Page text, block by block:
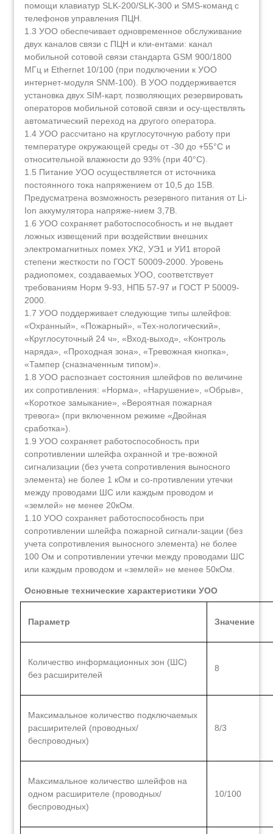
помощи клавиатур SLK-200/SLK-300 и SMS-команд с
телефонов управления ПЦН.
1.3 УОО обеспечивает одновременное обслуживание
двух каналов связи с ПЦН и кли-ентами: канал
мобильной сотовой связи стандарта GSM 900/1800
МГц и Ethernet 10/100 (при подключении к УОО
интернет-модуля SNM-100). В УОО поддерживается
установка двух SIM-карт, позволяющих резервировать
операторов мобильной сотовой cвязи и осу-ществлять
автоматический переход на другого оператора.
1.4 УОО рассчитано на круглосуточную работу при
температуре окружающей среды от -30 до +55°С и
относительной влажности до 93% (при 40°С).
1.5 Питание УОО осуществляется от источника
постоянного тока напряжением от 10,5 до 15В.
Предусматрена возможность резервного питания от Li-
Ion аккумулятора напряже-нием 3,7В.
1.6 УОО сохраняет работоспособность и не выдает
ложных извещений при воздействии внешних
электромагнитных помех УК2, УЭ1 и УИ1 второй
степени жесткости по ГОСТ 50009-2000. Уровень
радиопомех, создаваемых УОО, соответствует
требованиям Норм 9-93, НПБ 57-97 и ГОСТ Р 50009-
2000.
1.7 УОО поддерживает следующие типы шлейфов:
«Охранный», «Пожарный», «Тех-нологический»,
«Круглосуточный 24 ч», «Вход-выход», «Контроль
наряда», «Проходная зона», «Тревожная кнопка»,
«Тампер (cназначенным типом)».
1.8 УОО распознает состояния шлейфов по величине
их сопротивления: «Норма», «Нарушение», «Обрыв»,
«Короткое замыкание», «Вероятная пожарная
тревога» (при включенном режиме «Двойная
сработка»).
1.9 УОО сохраняет работоспособность при
сопротивлении шлейфа охранной и тре-вожной
сигнализации (без учета сопротивления выносного
элемента) не более 1 кОм и со-противлении утечки
между проводами ШС или каждым проводом и
«землей» не менее 20кОм.
1.10 УОО сохраняет работоспособность при
сопротивлении шлейфа пожарной сигнали-зации (без
учета сопротивления выносного элемента) не более
100 Ом и сопротивлении утечки между проводами ШС
или каждым проводом и «землей» не менее 50кОм.
Основные технические характеристики УОО
Параметр Значение
Количество информационных зон (ШС)
без расширителей
8
Максимальное количество подключаемых
расширителей (проводных/
беспроводных)
8/3
Максимальное количество шлейфов на
одном расширителе (проводных/
беспроводных)
10/100